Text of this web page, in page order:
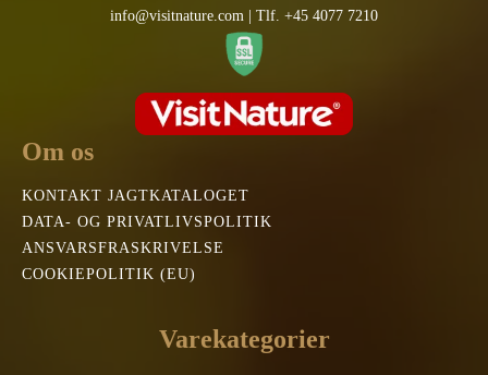
info@visitnature.com | Tlf. +45 4077 7210
Om os
KONTAKT JAGTKATALOGET
DATA- OG PRIVATLIVSPOLITIK
ANSVARSFRASKRIVELSE
COOKIEPOLITIK (EU)
Varekategorier